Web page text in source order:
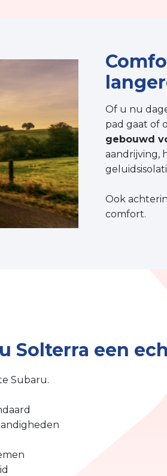
Of u nu
pad gaat of
gebouwd
aandrijving,
Ook
comfort.
Solterra een
Subaru.